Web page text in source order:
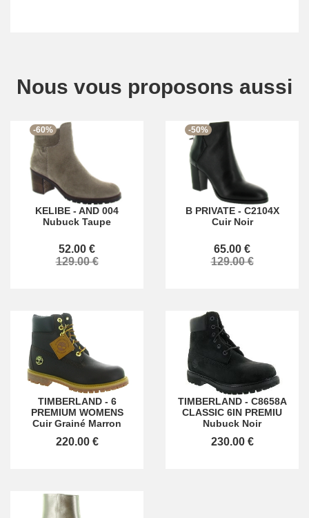
Nous vous proposons aussi
-60%
KELIBE - AND 004
Nubuck Taupe
52.00 €
129.00 €
-50%
B PRIVATE- C2104X
Cuir Noir
65.00 €
129.00 €
TIMBERLAND- 6
PREMIUM WOMENS
Cuir Grainé Marron
220.00 €
TIMBERLAND- C8658A
CLASSIC 6IN PREMIU
Nubuck Noir
230.00 €